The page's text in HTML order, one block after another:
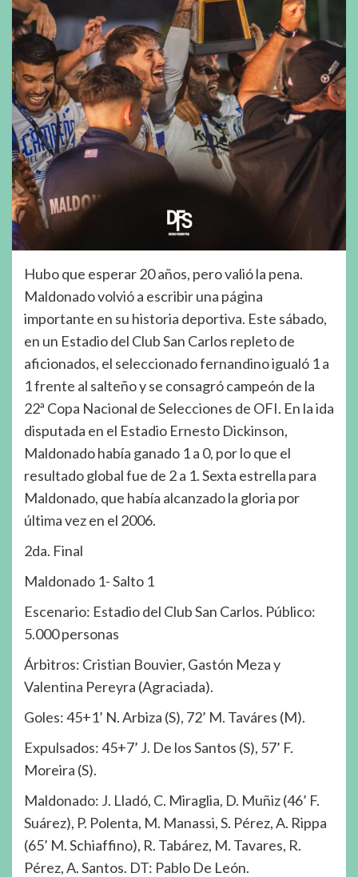
Hubo que esperar 20 años, pero valió la pena.
Maldonado volvió a escribir una página
importante en su historia deportiva. Este sábado,
en un Estadio del Club San Carlos repleto de
aficionados, el seleccionado fernandino igualó 1 a
1 frente al salteño y se consagró campeón de la
22ª Copa Nacional de Selecciones de OFI. En la ida
disputada en el Estadio Ernesto Dickinson,
Maldonado había ganado 1 a 0, por lo que el
resultado global fue de 2 a 1. Sexta estrella para
Maldonado, que había alcanzado la gloria por
última vez en el 2006.
2da. Final
Maldonado 1- Salto 1
Escenario: Estadio del Club San Carlos. Público:
5.000 personas
Árbitros: Cristian Bouvier, Gastón Meza y
Valentina Pereyra (Agraciada).
Goles: 45+1’ N. Arbiza (S), 72’ M. Taváres (M).
Expulsados: 45+7’ J. De los Santos (S), 57’ F.
Moreira (S).
Maldonado: J. Lladó, C. Miraglia, D. Muñiz (46’ F.
Suárez), P. Polenta, M. Manassi, S. Pérez, A. Rippa
(65’ M. Schiaffino), R. Tabárez, M. Tavares, R.
Pérez, A. Santos. DT: Pablo De León.